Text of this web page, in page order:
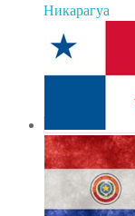
Никарагуа